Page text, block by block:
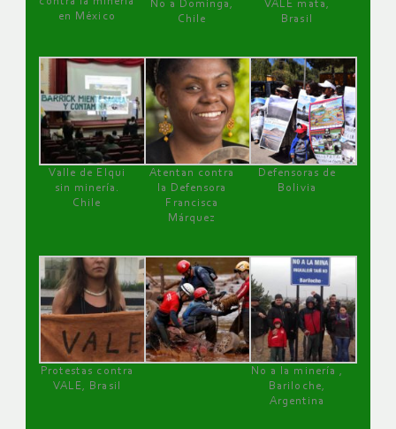
en México
No a Dominga,
Chile
VALE mata,
Brasil
Valle de Elqui
sin minería.
Chile
Atentan contra
la Defensora
Francisca
Márquez
Defensoras de
Bolivia
Protestas contra
VALE, Brasil
No a la minería ,
Bariloche,
Argentina